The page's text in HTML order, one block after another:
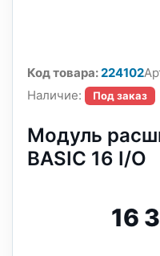
Код товара:224102
Наличие:
Под заказ
Модуль
BASIC 16 I/O
16